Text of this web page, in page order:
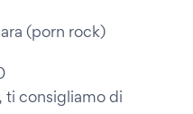
(porn rock)
ti consigliamo di